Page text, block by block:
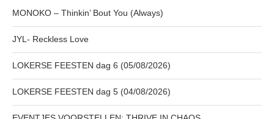
MONOKO – Thinkin’ Bout You (Always)
JYL- Reckless Love
LOKERSE FEESTEN dag 6 (05/08/2026)
LOKERSE FEESTEN dag 5 (04/08/2026)